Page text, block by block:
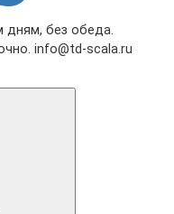
дням, без обеда.
info@td-scala.ru